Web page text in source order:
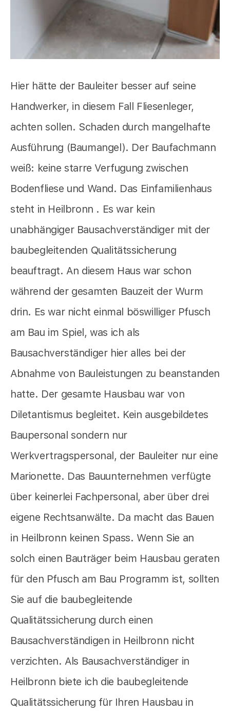
Hier hätte der Bauleiter besser auf seine
Handwerker, in diesem Fall Fliesenleger,
achten sollen. Schaden durch mangelhafte
Ausführung (Baumangel). Der Baufachmann
weiß: keine starre Verfugung zwischen
Bodenfliese und Wand. Das Einfamilienhaus
steht in Heilbronn . Es war kein
unabhängiger Bausachverständiger mit der
baubegleitenden Qualitätssicherung
beauftragt. An diesem Haus war schon
während der gesamten Bauzeit der Wurm
drin. Es war nicht einmal böswilliger Pfusch
am Bau im Spiel, was ich als
Bausachverständiger hier alles bei der
Abnahme von Bauleistungen zu beanstanden
hatte. Der gesamte Hausbau war von
Diletantismus begleitet. Kein ausgebildetes
Baupersonal sondern nur
Werkvertragspersonal, der Bauleiter nur eine
Marionette. Das Bauunternehmen verfügte
über keinerlei Fachpersonal, aber über drei
eigene Rechtsanwälte. Da macht das Bauen
in Heilbronn keinen Spass. Wenn Sie an
solch einen Bauträger beim Hausbau geraten
für den Pfusch am Bau Programm ist, sollten
Sie auf die baubegleitende
Qualitätssicherung durch einen
Bausachverständigen in Heilbronn nicht
verzichten. Als Bausachverständiger in
Heilbronn biete ich die baubegleitende
Qualitätssicherung für Ihren Hausbau in